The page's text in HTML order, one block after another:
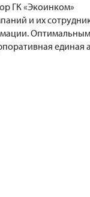
ГК «Экоинком»
и их
единая